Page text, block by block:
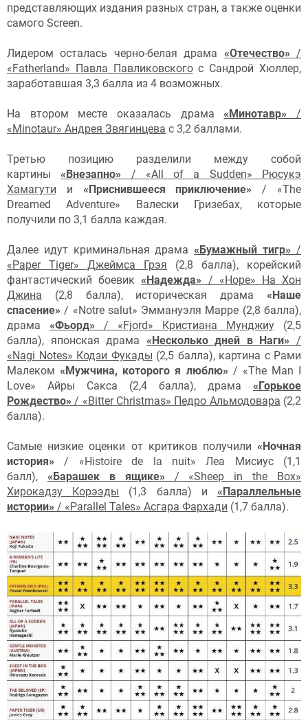
представляющих издания разных стран, а также оценки
самого Screen.
Лидером осталась черно-белая драма «Отечество» /
«Fatherland» Павла Павликовскогос Сандрой Хюллер,
заработавшая 3,3 балла из 4 возможных.
На втором месте оказалась драма«Минотавр»/
«Minotaur» Андрея Звягинцева с 3,2 баллами.
Третью позицию разделили между собой
картины
«Внезапно» / «All of a Sudden» Рюсукэ
Хамагути и «Приснившееся приключение» / «The
Dreamed Adventure» Валески Гризебах, которые
получили по 3,1 балла каждая.
Далее идут криминальная драма«Бумажный тигр» /
«Paper Tiger» Джеймса Грэя (2,8 балла), корейский
фантастический боевик«Надежда» / «Hope» На Хон
Джина (2,8 балла), историческая драма «Наше
спасение»/ «Notre salut» Эммануэля Марре (2,8 балла),
драма «Фьорд» / «Fjord» Кристиана Мунджиу (2,5
балла), японская драма «Несколько дней в Наги» /
«Nagi Notes» Кодзи Фукады (2,5 балла), картина с Рами
Малеком«Мужчина, которого я люблю» / «The Man I
Love» Айры Сакса (2,4 балла), драма «Горькое
Рождество» / «Bitter Christmas» Педро Альмодовара (2,2
балла).
Самые низкие оценки от критиков получили «Ночная
история» / «Histoire de la nuit» Леа Мисиус (1,1
балл), «Барашек в ящике» / «Sheep in the Box»
Хирокадзу Корээды (1,3 балла) и
«Параллельные
истории» / «Parallel Tales» Асгара Фархади (1,7 балла).